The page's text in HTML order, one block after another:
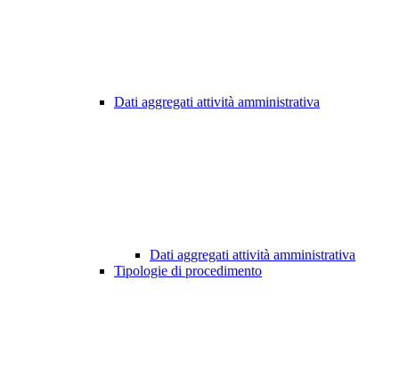
Dati aggregati attività amministrativa
Dati aggregati attività amministrativa
Tipologie di procedimento